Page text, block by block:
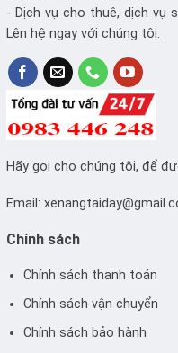
- Dịch vụ cho thuê, dịch vụ
Lên hệ ngay với chúng tôi.
Hãy gọi cho chúng tôi, để
Email:
Chính sách
Chính sách thanh toán
Chính sách vận chuyển
Chính sách bảo hành